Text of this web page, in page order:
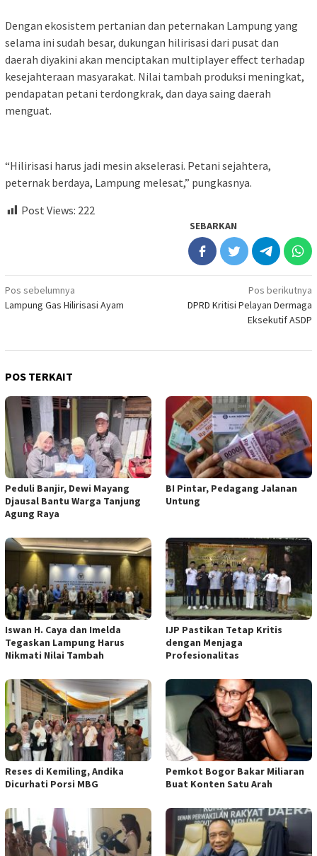
Dengan ekosistem pertanian dan peternakan Lampung yang
selama ini sudah besar, dukungan hilirisasi dari pusat dan
daerah diyakini akan menciptakan multiplayer effect terhadap
kesejahteraan masyarakat. Nilai tambah produksi meningkat,
pendapatan petani terdongkrak, dan daya saing daerah
menguat.
“Hilirisasi harus jadi mesin akselerasi. Petani sejahtera,
peternak berdaya, Lampung melesat,” pungkasnya.
Post Views: 222
SEBARKAN
Navigasi
pos
Pos sebelumnya
Lampung Gas Hilirisasi Ayam
Pos berikutnya
DPRD Kritisi Pelayan Dermaga
Eksekutif ASDP
POS TERKAIT
Peduli Banjir, Dewi Mayang
Djausal Bantu Warga Tanjung
Agung Raya
BI Pintar, Pedagang Jalanan
Untung
Iswan H. Caya dan Imelda
Tegaskan Lampung Harus
Nikmati Nilai Tambah
IJP Pastikan Tetap Kritis
dengan Menjaga
Profesionalitas
Reses di Kemiling, Andika
Dicurhati Porsi MBG
Pemkot Bogor Bakar Miliaran
Buat Konten Satu Arah